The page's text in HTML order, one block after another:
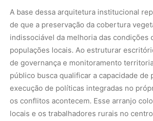
A base dessa arquitetura institucional
de que a preservação da cobertura
indissociável da melhoria das condições
populações locais. Ao estruturar
de governança e monitoramento
público busca qualificar a capacidade de
execução de políticas integradas no
os conflitos acontecem. Esse arranjo
locais e os trabalhadores rurais no